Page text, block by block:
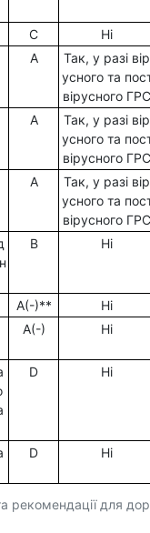
рекомендації для дор
С
Ні
А
Так, у разі вір
усного та
вірусного ГРС
А
Так, у разі вір
усного та
вірусного ГРС
А
Так, у разі вір
усного та
вірусного ГРС
В Ні
А(-)**
Ні
А(-) Ні
D Ні
D Ні